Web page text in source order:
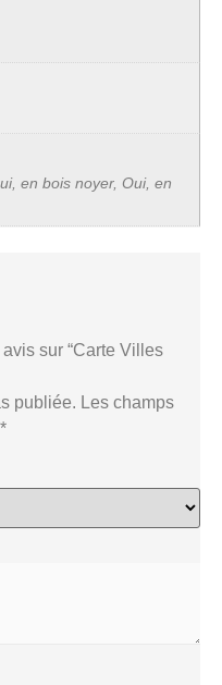
en bois noyer, Oui, en
sur “Carte Villes
publiée. Les champs
*